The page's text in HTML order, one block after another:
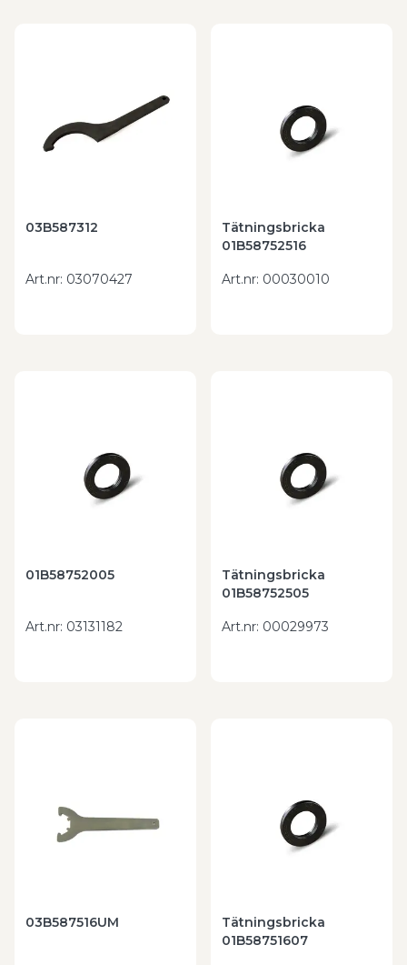
03B587312
Art.nr: 03070427
Tätningsbricka
01B58752516
Art.nr: 00030010
01B58752005
Art.nr: 03131182
Tätningsbricka
01B58752505
Art.nr: 00029973
03B587516UM
Tätningsbricka
01B58751607